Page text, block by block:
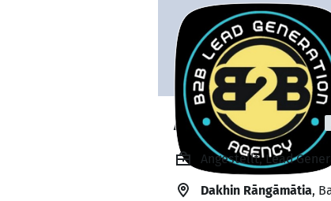
Anton Chakma
Angestellt, Lead
Dakhin Rāngāmātia,